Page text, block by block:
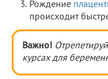
Рождение
происходит
Важно!
курсах для